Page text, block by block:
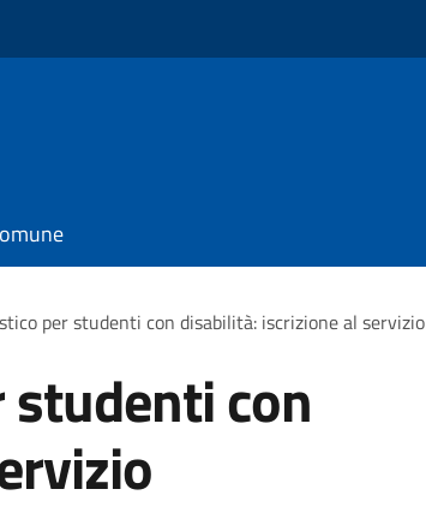
per studenti con disabilità: iscrizione al servizio
con